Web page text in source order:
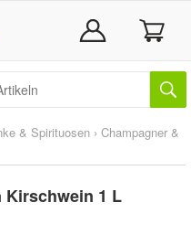
& Spirituosen › Champagner &
Kirschwein 1 L